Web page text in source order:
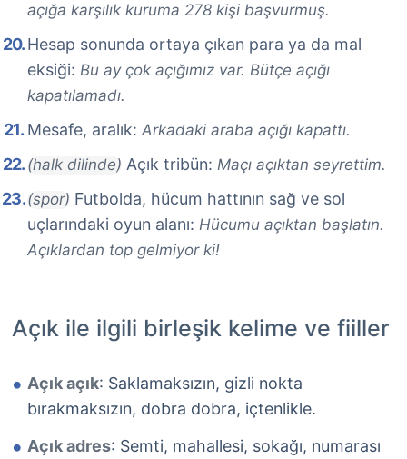
açığa karşılık kuruma 278 kişi başvurmuş.
Hesap sonunda ortaya çıkan para ya da mal
eksiği: Bu ay çok açığımız var. Bütçe açığı
kapatılamadı.
Mesafe, aralık: Arkadaki araba açığı kapattı.
(halk dilinde) Açık tribün: Maçı açıktan seyrettim.
(spor) Futbolda, hücum hattının sağ ve sol
uçlarındaki oyun alanı: Hücumu açıktan başlatın.
Açıklardan top gelmiyor ki!
Açık ile ilgili birleşik kelime ve fiiller
Açık açık: Saklamaksızın, gizli nokta
bırakmaksızın, dobra dobra, içtenlikle.
Açık adres: Semti, mahallesi, sokağı, numarası